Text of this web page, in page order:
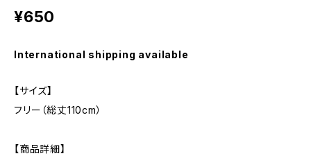
¥650
International shipping available
【サイズ】
フリー（総丈110cm）
【商品詳細】